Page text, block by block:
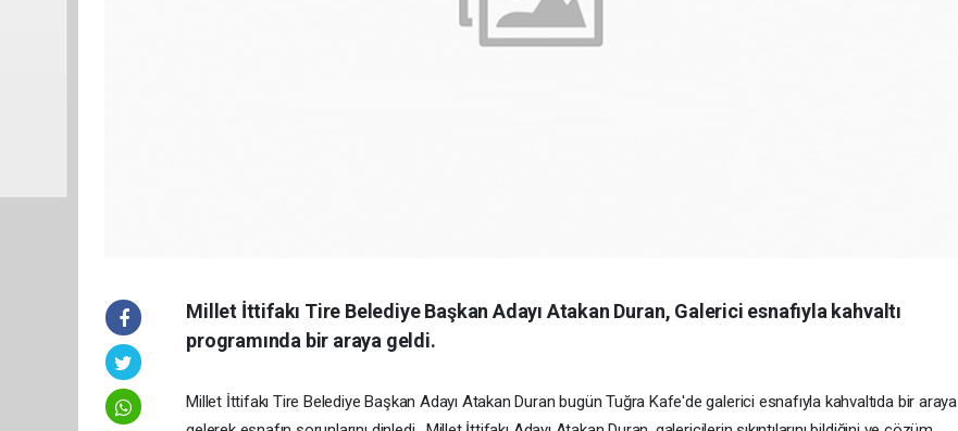
Millet İttifakı Tire Belediye Başkan Adayı Atakan Duran, Galerici esnafıyla kahvaltı
programında bir araya geldi.
Millet İttifakı Tire Belediye Başkan Adayı Atakan Duran bugün Tuğra Kafe'de galerici esnafıyla kahvaltıda bir araya